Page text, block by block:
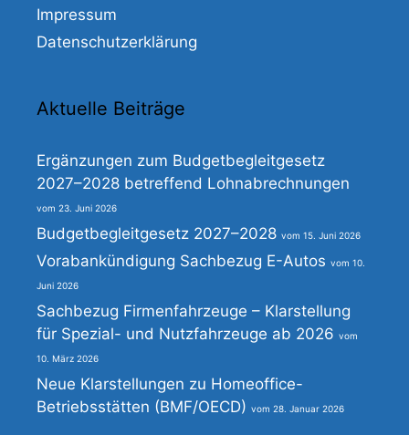
Impressum
Datenschutzerklärung
Aktuelle Beiträge
Ergänzungen zum Budgetbegleitgesetz
2027–2028 betreffend Lohnabrechnungen
23. Juni 2026
Budgetbegleitgesetz 2027–2028 15. Juni 2026
Vorabankündigung Sachbezug E-Autos 10.
Juni 2026
Sachbezug Firmenfahrzeuge – Klarstellung
für Spezial- und Nutzfahrzeuge ab 2026
10. März 2026
Neue Klarstellungen zu Homeoffice-
Betriebsstätten (BMF/OECD)
28. Januar 2026